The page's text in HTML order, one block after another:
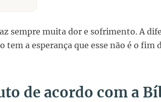
sempre muita dor e sofrimento. A
tem a esperança que esse não é o fim
de acordo com a